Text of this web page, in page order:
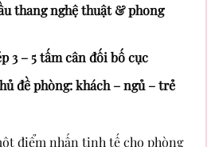
thang nghệ thuật & phong
3 – 5 tấm cân đối bố cục
đề phòng: khách – ngủ – trẻ
điểm nhấn tinh tế cho phòng